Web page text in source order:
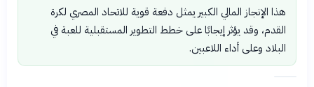
هذا الإنجاز المالي الكبير يمثل دفعة قوية للاتحاد المصري لكرة
القدم، وقد يؤثر إيجابًا على خطط التطوير المستقبلية للعبة في
البلاد وعلى أداء اللاعبين.